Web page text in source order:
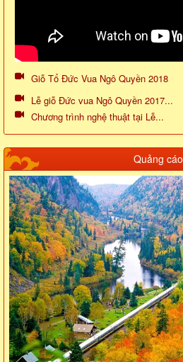
Giỗ Tổ Đức Vua Ngô Quyền 2018
Lễ giỗ Đức vua Ngô Quyền 2017...
Chương trình nghệ thuật tại Lễ...
Quảng cáo